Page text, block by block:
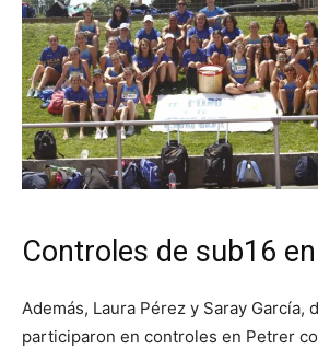
Controles de sub16
Además, Laura Pérez y Saray García,
participaron en controles en Petrer